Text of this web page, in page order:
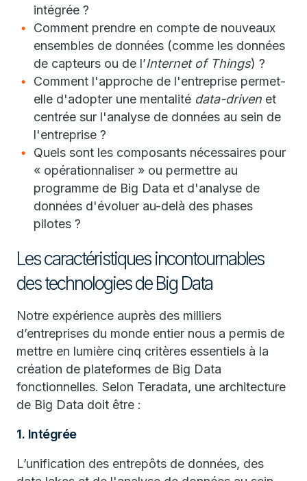
intégrée ?
Comment prendre en compte de nouveaux
ensembles de données (comme les données
de capteurs ou de l’Internet of Things) ?
Comment l'approche de l'entreprise permet-
elle d'adopter une mentalité data-driven et
centrée sur l'analyse de données au sein de
l'entreprise ?
Quels sont les composants nécessaires pour
« opérationnaliser » ou permettre au
programme de Big Data et d'analyse de
données d'évoluer au-delà des phases
pilotes ?
Les caractéristiques incontournables
des technologies de Big Data
Notre expérience auprès des milliers
d’entreprises du monde entier nous a permis de
mettre en lumière cinq critères essentiels à la
création de plateformes de Big Data
fonctionnelles. Selon Teradata, une architecture
de Big Data doit être :
1. Intégrée
L’unification des entrepôts de données, des